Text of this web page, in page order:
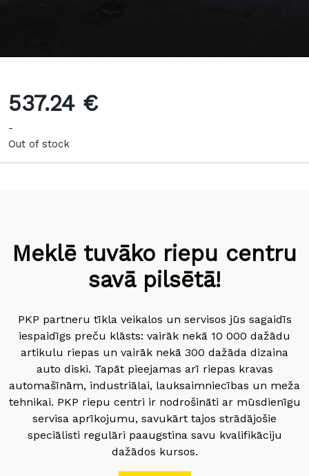
537.24 €
-
Out of stock
Meklē tuvāko riepu centru
savā pilsētā!
PKP partneru tīkla veikalos un servisos jūs sagaidīs
iespaidīgs preču klāsts: vairāk nekā 10 000 dažādu
artikulu riepas un vairāk nekā 300 dažāda dizaina
auto diski. Tapāt pieejamas arī riepas kravas
automašīnām, industriālai, lauksaimniecības un meža
tehnikai. PKP riepu centri ir nodrošināti ar mūsdienīgu
servisa aprīkojumu, savukārt tajos strādājošie
speciālisti regulāri paaugstina savu kvalifikāciju
dažādos kursos.